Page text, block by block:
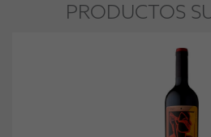
PRODUCTOS